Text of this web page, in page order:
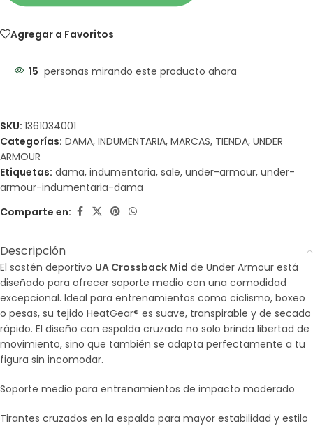
Agregar a Favoritos
15 personas mirando este producto ahora
SKU: 1361034001
Categorías: DAMA, INDUMENTARIA, MARCAS, TIENDA, UNDER
ARMOUR
Etiquetas: dama, indumentaria, sale, under-armour, under-
armour-indumentaria-dama
Comparte en:
Descripción
El sostén deportivo UA Crossback Mid de Under Armour está
diseñado para ofrecer soporte medio con una comodidad
excepcional. Ideal para entrenamientos como ciclismo, boxeo
o pesas, su tejido HeatGear® es suave, transpirable y de secado
rápido. El diseño con espalda cruzada no solo brinda libertad de
movimiento, sino que también se adapta perfectamente a tu
figura sin incomodar.
Soporte medio para entrenamientos de impacto moderado
Tirantes cruzados en la espalda para mayor estabilidad y estilo